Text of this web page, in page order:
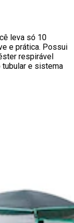
leva só 10
e prática. Possui
respirável
tubular e sistema